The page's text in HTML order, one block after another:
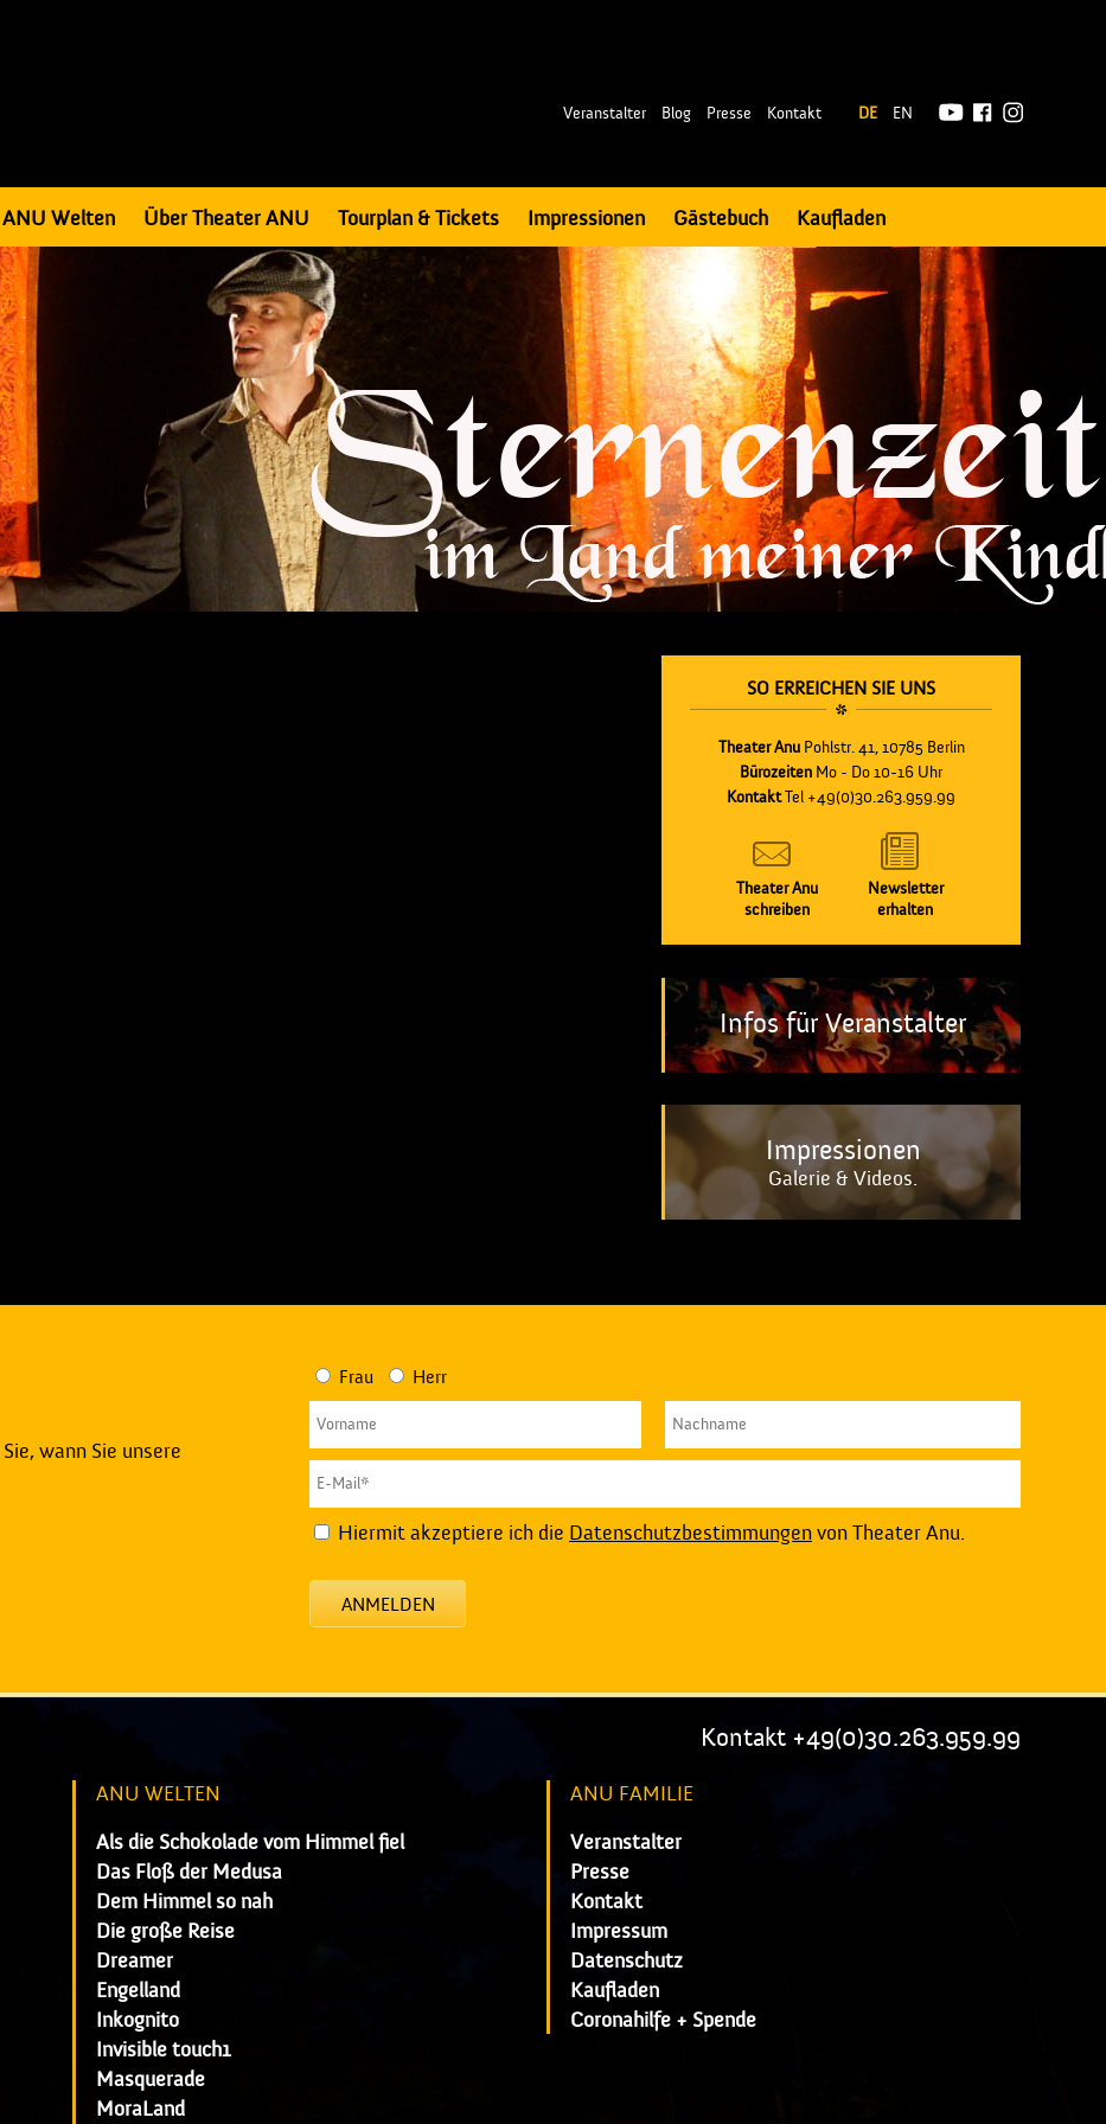
Veranstalter Blog Presse Kontakt DE EN
ANU Welten Über Theater ANU Tourplan & Tickets Impressionen Gästebuch Kaufladen
SO ERREICHEN SIE UNS
Theater AnuPohlstr. 41, 10785 Berlin
Bürozeiten Mo - Do 10-16 Uhr
KontaktTel +49(0)30.263.959.99
Theater Anu
schreiben
Newsletter
erhalten
Infos für Veranstalter
Impressionen
Galerie & Videos.
wann Sie unsere
Frau Herr
Hiermit akzeptiere ich die Datenschutzbestimmungenvon Theater Anu.
ANMELDEN
Kontakt +49(0)30.263.959.99
ANU WELTEN
Als die Schokolade vom Himmel fiel
Das Floß der Medusa
Dem Himmel so nah
Die große Reise
Dreamer
Engelland
Inkognito
Invisible touch1
Masquerade
MoraLand
ANU FAMILIE
Veranstalter
Presse
Kontakt
Impressum
Datenschutz
Kaufladen
Coronahilfe + Spende